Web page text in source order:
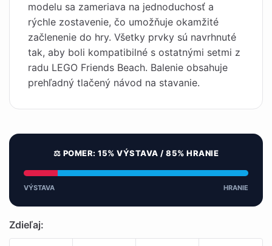
modelu sa zameriava na jednoduchosť a
rýchle zostavenie, čo umožňuje okamžité
začlenenie do hry. Všetky prvky sú navrhnuté
tak, aby boli kompatibilné s ostatnými setmi z
radu LEGO Friends Beach. Balenie obsahuje
prehľadný tlačený návod na stavanie.
⚖️ POMER: 15% VÝSTAVA / 85% HRANIE
VÝSTAVA HRANIE
Zdieľaj: